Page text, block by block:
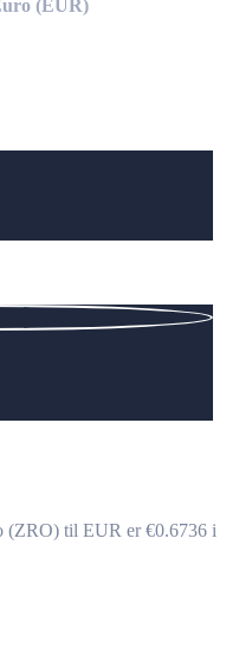
(EUR)
(ZRO) til EUR er €0.6736 i